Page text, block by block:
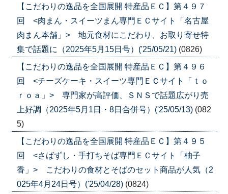
【こだわりの逸品を全国展開 特産品ＥＣ】第４９７
回 <肉まん・スイーツまん専門ＥＣサイト「名古屋
肉まん本舗」> 地元食材にこだわり、お取り寄せ特
集で話題に（2025年5月15日号）('25/05/21) (0826)
【こだわりの逸品を全国展開 特産品ＥＣ】第４９６
回 <チーズケーキ・スイーツ専門ＥＣサイト「ｔｏ
ｒｏａ」> 専門家が高評価、ＳＮＳで話題広がり売
上好調（2025年5月1日・8日合併号）('25/05/13) (082
5)
【こだわりの逸品を全国展開 特産品ＥＣ】第４９５
回 <さばずし・手打ちそば専門ＥＣサイト「柚子
香」> こだわりの食材とそばのセット商品が人気（2
025年4月24日号）('25/04/28) (0824)